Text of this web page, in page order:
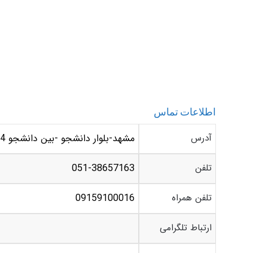
اطلاعات تماس
آدرس مشهد-بلوار دانشجو -بین دانشجو 24 و 26 – خشکشویی رویال اکسپرس
تلفن 051-38657163
تلفن همراه 09159100016
ارتباط تلگرامی